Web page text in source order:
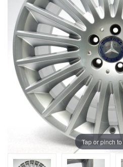
Tap or pinch